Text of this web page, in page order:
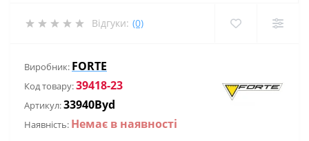
Відгуки: (0)
Виробник: FORTE
Код товару:39418-23
Артикул:33940Byd
Наявність: Немає в наявності